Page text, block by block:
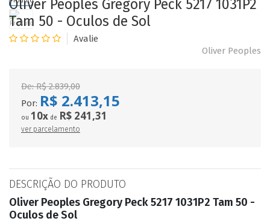
Oliver Peoples Gregory Peck 5217 1031P2
Tam 50 - Oculos de Sol
Oliver Peoples
De:R$ 2.839,00
Por: R$ 2.413,15
ou 10x de R$ 241,31
ver parcelamento
DESCRIÇÃO DO PRODUTO
Oliver Peoples Gregory Peck 5217 1031P2 Tam 50 -
Oculos de Sol